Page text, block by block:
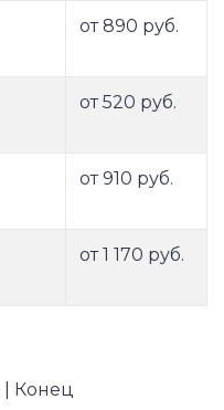
от 890 руб.
от 520 руб.
от 910 руб.
от 1 170 руб.
Конец